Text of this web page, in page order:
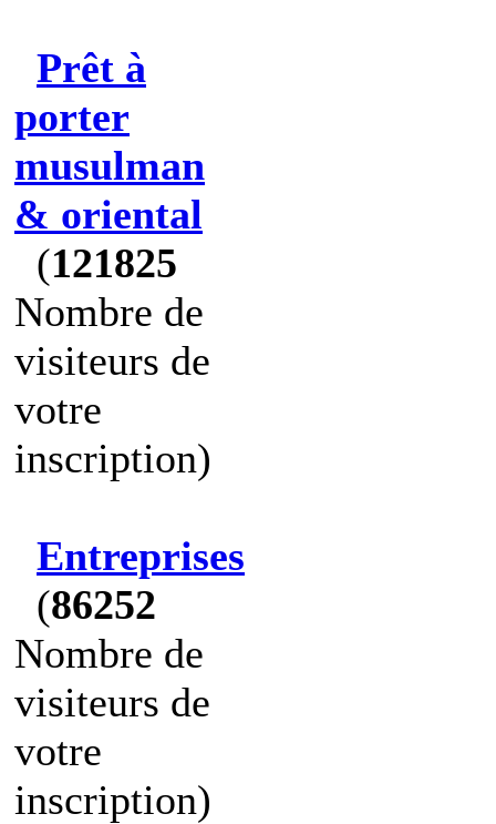
Prêt à
porter
musulman
& oriental
(121825
Nombre de
visiteurs de
votre
inscription)
Entreprises
(86252
Nombre de
visiteurs de
votre
inscription)